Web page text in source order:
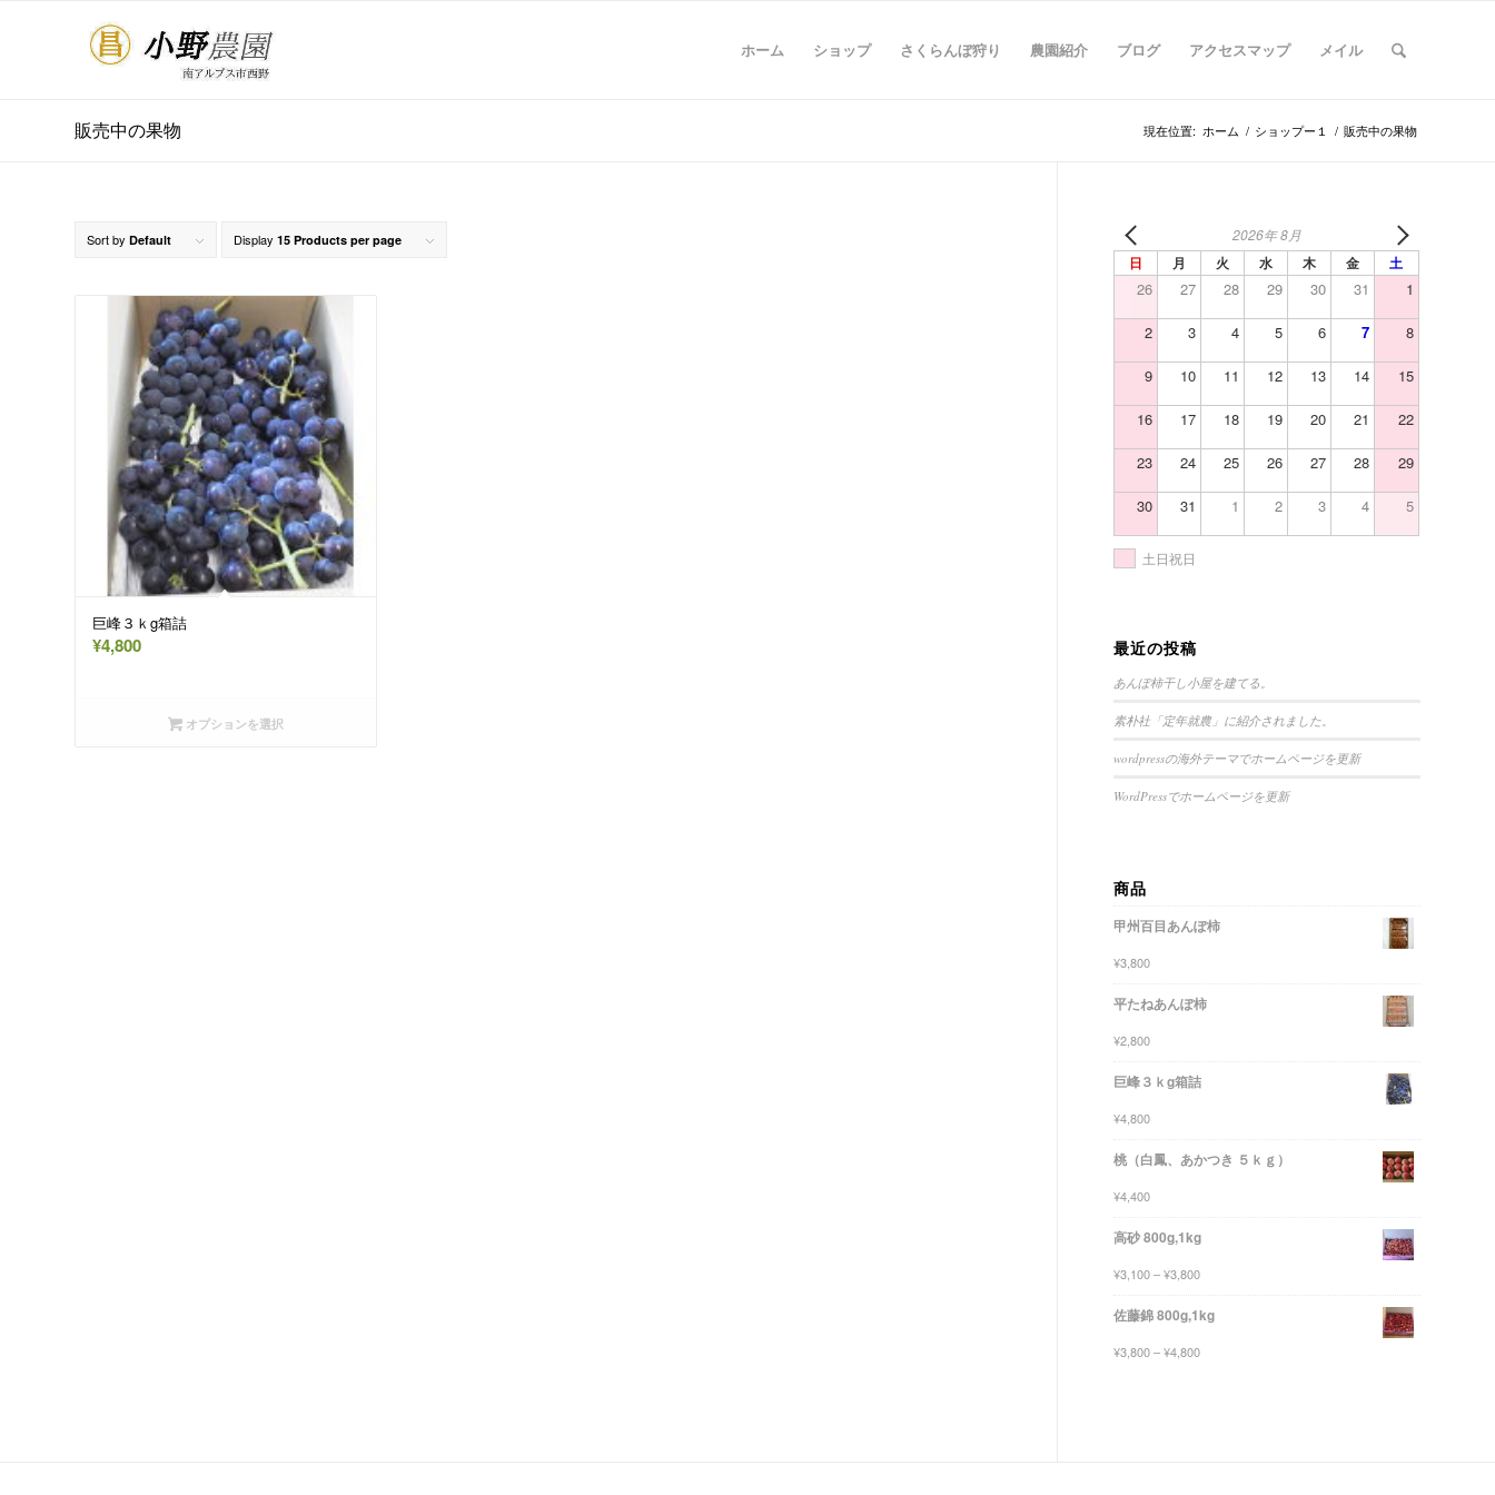
ホーム ショップ さくらんぼ狩り 農園紹介 ブログ アクセスマップ メイル
販売中の果物 現在位置: ホーム / ショップー１ / 販売中の果物
Sort by Default Display 15 Products per page
巨峰３ｋg箱詰
¥4,800
オプションを選択
2026年 8月
日
月 火 水 木 金 土
26 27 28 29 30 31 1
2 3 4 5 6 7 8
9 10 11 12 13 14 15
16 17 18 19 20 21 22
23 24 25 26 27 28 29
30 31 1 2 3 4 5
土日祝日
最近の投稿
あんぽ柿干し小屋を建てる。
素朴社「定年就農」に紹介されました。
wordpressの海外テーマでホームページを更新
WordPressでホームページを更新
商品
甲州百目あんぽ柿
¥3,800
平たねあんぽ柿
¥2,800
巨峰３ｋg箱詰
¥4,800
桃（白鳳、あかつき ５ｋｇ）
¥4,400
高砂 800g,1kg
¥3,100 –¥3,800
佐藤錦 800g,1kg
¥3,800 –¥4,800